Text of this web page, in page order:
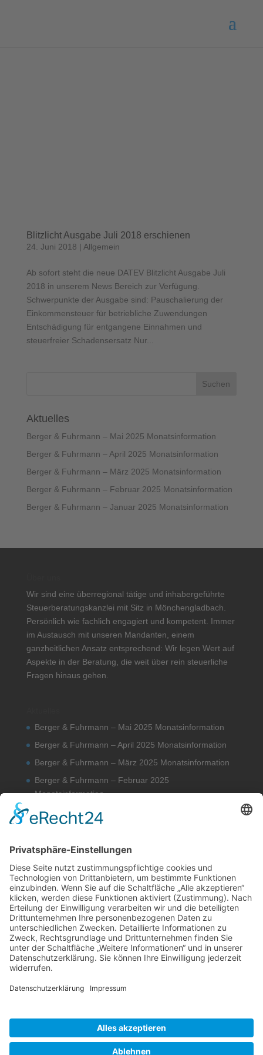
Blitzlicht Ausgabe Juli 2018 erschienen
24. Juni 2018 | Allgemein
Ab sofort steht die neue DATEV Blitzlicht Ausgabe Juli
2018 in unserem News Bereich zur Verfügung.
Schwerpunkte der Ausgabe sind: Pauschalierung der
Einkommensteuer für betriebliche Zuwendungen
Entschädigung für entgangene Einnahmen und
steuerfreier Schadensersatz Nur...
Aktuelles
Berger & Fuhrmann – Mai 2025 Monatsinformation
Berger & Fuhrmann – April 2025 Monatsinformation
Berger & Fuhrmann – März 2025 Monatsinformation
Berger & Fuhrmann – Februar 2025 Monatsinformation
Berger & Fuhrmann – Januar 2025 Monatsinformation
Wir sind eine überregional tätige und inhabergeführte
Steuerberatungskanzlei mit Sitz in Mönchengladbach.
Persönlich wie fachlich engagiert und kompetent. Immer
im Austausch mit unseren Mandanten, einem
ganzheitlichen Ansatz entsprechend: Wir legen Wert auf
Aspekte in der Beratung, die weit über rein steuerliche
Fragen hinaus gehen.
Berger & Fuhrmann – Mai 2025 Monatsinformation
Berger & Fuhrmann – April 2025 Monatsinformation
Berger & Fuhrmann – März 2025 Monatsinformation
Berger & Fuhrmann – Februar 2025
Monatsinformation
Berger & Fuhrmann – Januar 2025 Monatsinformation
Suche
Cookie-Einstellungen
Sonstige
Kontakt
Facebook
Anfahrt & Lageplan